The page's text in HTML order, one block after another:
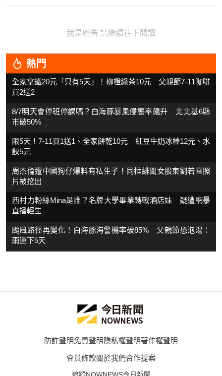
我是廣告 請繼續往下閱讀
熱門
全家拿鐵20元「只有5天」！柳橙綠茶10元 父親節7-11咖啡
買2送2
8/7明天會停班停課嗎？白海豚暴風侵襲率飆升 北北基6縣
市破50%
限5天！7-11買1送1、全家餅乾10元 紅豆牛奶冰棒12元、水
餃5元
周杰倫遭中國狗仔爆料有私生子！同框緋聞女股東劉若雪照
片被挖出
西村力粉絲Mina是誰？名牌大學畢業轉戰酒店妹 疑遭網暴
直播輕生
颱風路徑再變化！白海豚海警機率破85% 父親節恐泡湯：
雨連下5天
防詐聲明免責聲明隱私權聲明著作權聲明
會員條款關於我們合作提案
追蹤NOWNEWS今日新聞